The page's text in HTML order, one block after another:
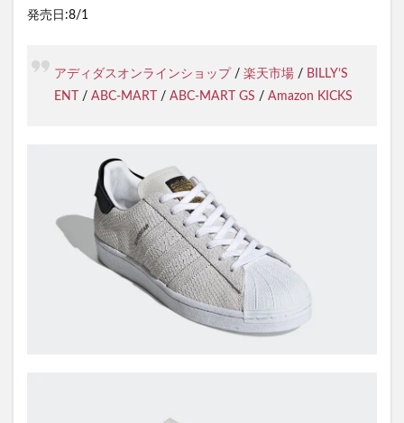
発売日:8/1
アディダスオンラインショップ / 楽天市場 / BILLY’S
ENT
/ ABC-MART / ABC-MART GS / Amazon KICKS